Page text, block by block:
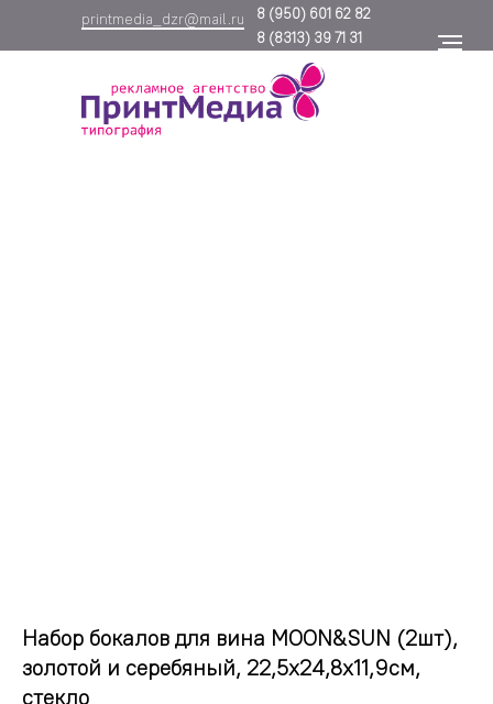
8 (950) 601 62 82
printmedia_dzr@mail.ru
8 (8313) 39 71 31
Набор бокалов для вина MOON&SUN (2шт),
золотой и серебяный, 22,5х24,8х11,9см,
стекло